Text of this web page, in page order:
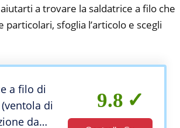
a trovare la saldatrice a filo che
sfoglia l’articolo e scegli
a filo di
di
da
9.8